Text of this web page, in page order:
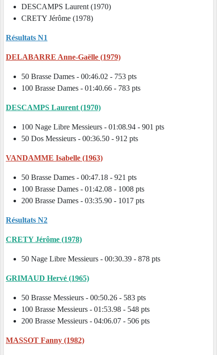
DESCAMPS Laurent (1970)
CRETY Jérôme (1978)
Résultats N1
DELABARRE Anne-Gaëlle (1979)
50 Brasse Dames - 00:46.02 - 753 pts
100 Brasse Dames - 01:40.66 - 783 pts
DESCAMPS Laurent (1970)
100 Nage Libre Messieurs - 01:08.94 - 901 pts
50 Dos Messieurs - 00:36.50 - 912 pts
VANDAMME Isabelle (1963)
50 Brasse Dames - 00:47.18 - 921 pts
100 Brasse Dames - 01:42.08 - 1008 pts
200 Brasse Dames - 03:35.90 - 1017 pts
Résultats N2
CRETY Jérôme (1978)
50 Nage Libre Messieurs - 00:30.39 - 878 pts
GRIMAUD Hervé (1965)
50 Brasse Messieurs - 00:50.26 - 583 pts
100 Brasse Messieurs - 01:53.98 - 548 pts
200 Brasse Messieurs - 04:06.07 - 506 pts
MASSOT Fanny (1982)